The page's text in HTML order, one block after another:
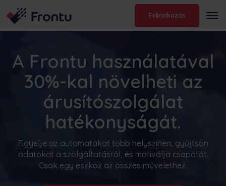
Feliratkozás
A Frontu használatával
30%-kal növelheti az
árusítószolgálat
hatékonyságát.
Figyelje az automatákat több helyszínen, gyűjtsön
adatokat a szolgáltatásról, és motiválja csapatát.
Csak egy eszköz az összes művelethez.